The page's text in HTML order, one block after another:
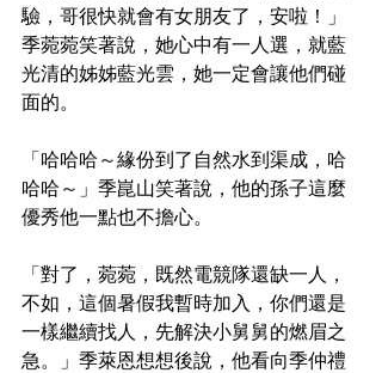
驗，哥很快就會有女朋友了，安啦！」
季菀菀笑著說，她心中有一人選，就藍
光清的姊姊藍光雲，她一定會讓他們碰
面的。
「哈哈哈～緣份到了自然水到渠成，哈
哈哈～」季崑山笑著說，他的孫子這麼
優秀他一點也不擔心。
「對了，菀菀，既然電競隊還缺一人，
不如，這個暑假我暫時加入，你們還是
一樣繼續找人，先解決小舅舅的燃眉之
急。」季萊恩想想後說，他看向季仲禮